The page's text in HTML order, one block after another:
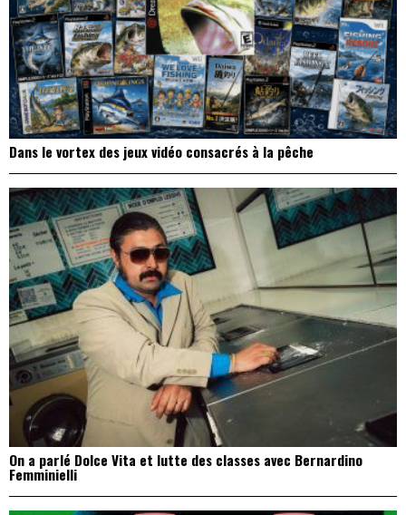
Dans le vortex des jeux vidéo consacrés à la pêche
On a parlé Dolce Vita et lutte des classes avec Bernardino
Femminielli